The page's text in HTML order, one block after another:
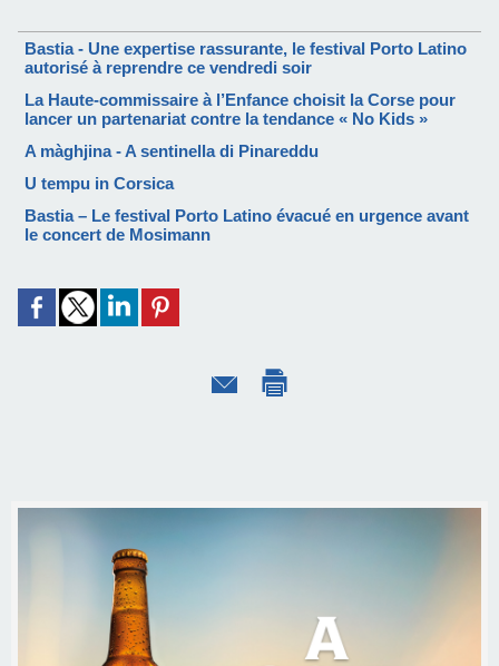
Bastia - Une expertise rassurante, le festival Porto Latino
autorisé à reprendre ce vendredi soir
La Haute-commissaire à l’Enfance choisit la Corse pour
lancer un partenariat contre la tendance « No Kids »
A màghjina - A sentinella di Pinareddu
U tempu in Corsica
Bastia – Le festival Porto Latino évacué en urgence avant
le concert de Mosimann